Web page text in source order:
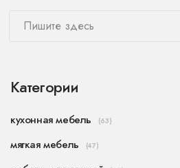
Категории
кухонная мебель (63)
мягкая мебель (47)